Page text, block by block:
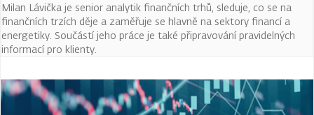
Milan Lávička je senior analytik finančních trhů, sleduje, co se na
finančních trzích děje a zaměřuje se hlavně na sektory financí a
energetiky. Součástí jeho práce je také připravování pravidelných
informací pro klienty.